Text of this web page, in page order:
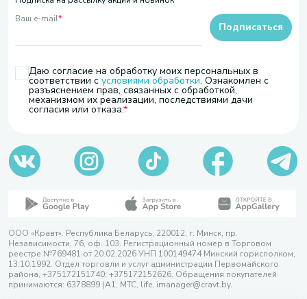
Ваш e-mail*
Даю согласие на обработку моих персональных в
соответствии с условиями обработки. Ознакомлен с
разъяснением прав, связанных с обработкой,
механизмом их реализации, последствиями дачи
согласия или отказа.
Подписаться
ООО «Кравт». Республика Беларусь, 220012, г. Минск, пр.
Независимости, 76, оф. 103. Регистрационный номер в Торговом
реестре №769481 от 20.02.2026 УНП 100149474 Минский горисполком,
13.10.1992. Отдел торговли и услуг администрации Первомайского
района, +375172151740; +375172152626. Обращения покупателей
принимаются: 6378899 (А1, МТС, life, imanager@cravt.by.